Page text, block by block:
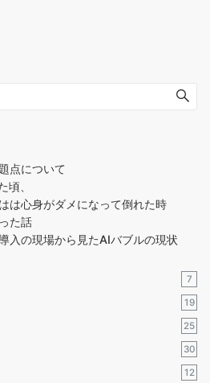
点について
頃、
は心身がダメになって倒れた時
た話
入の現場から見たAIバブルの現状
7
19
25
30
12